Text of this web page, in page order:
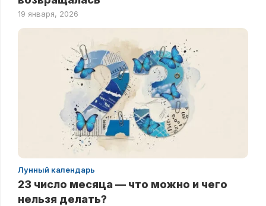
19 января, 2026
Лунный календарь
23 число месяца — что можно и чего
нельзя делать?